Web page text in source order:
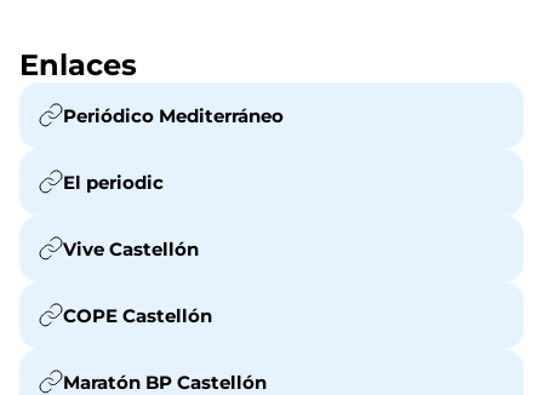
Enlaces
Periódico Mediterráneo
El periodic
Vive Castellón
COPE Castellón
Maratón BP Castellón